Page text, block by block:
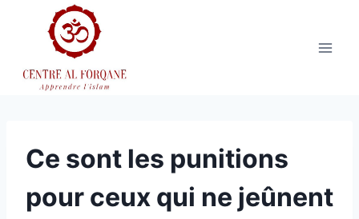
Ce sont les punitions
pour ceux qui ne jeûnent